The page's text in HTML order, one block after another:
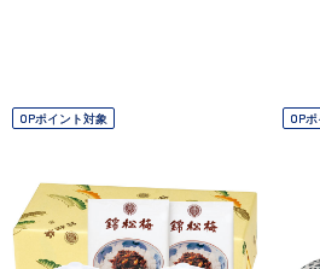
OPポイント対象 OP